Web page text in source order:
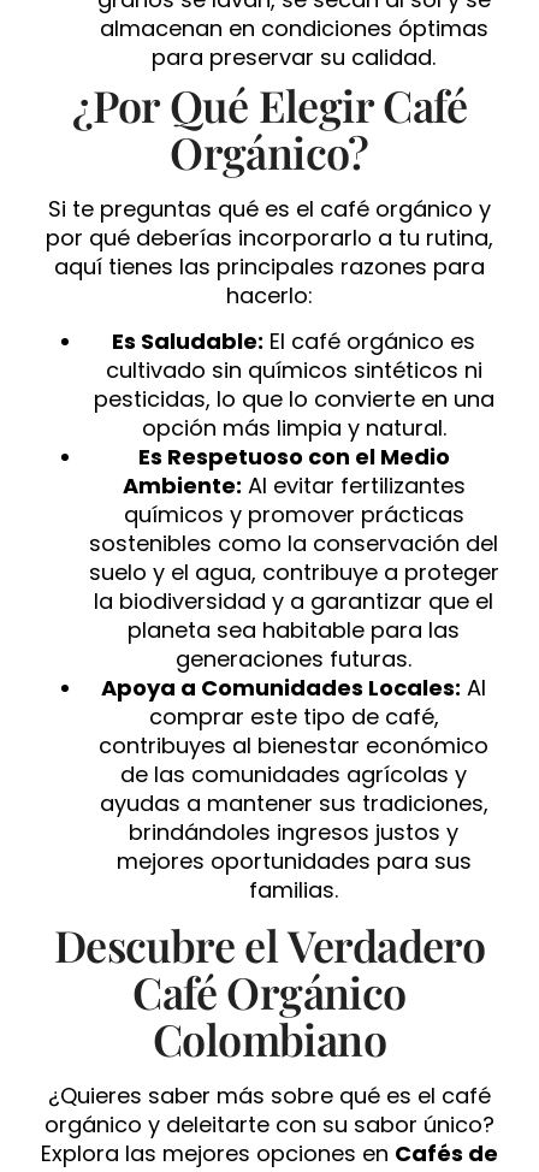
almacenan en condiciones óptimas
para preservar su calidad.
¿Por Qué Elegir Café
Orgánico?
Si te preguntas qué es el café orgánico y
por qué deberías incorporarlo a tu rutina,
aquí tienes las principales razones para
hacerlo:
Es Saludable: El café orgánico es
cultivado sin químicos sintéticos ni
pesticidas, lo que lo convierte en una
opción más limpia y natural.
Es Respetuoso con el Medio
Ambiente: Al evitar fertilizantes
químicos y promover prácticas
sostenibles como la conservación del
suelo y el agua, contribuye a proteger
la biodiversidad y a garantizar que el
planeta sea habitable para las
generaciones futuras.
Apoya a Comunidades Locales: Al
comprar este tipo de café,
contribuyes al bienestar económico
de las comunidades agrícolas y
ayudas a mantener sus tradiciones,
brindándoles ingresos justos y
mejores oportunidades para sus
familias.
Descubre el Verdadero
Café Orgánico
Colombiano
¿Quieres saber más sobre qué es el café
orgánico y deleitarte con su sabor único?
Explora las mejores opciones en Cafés de